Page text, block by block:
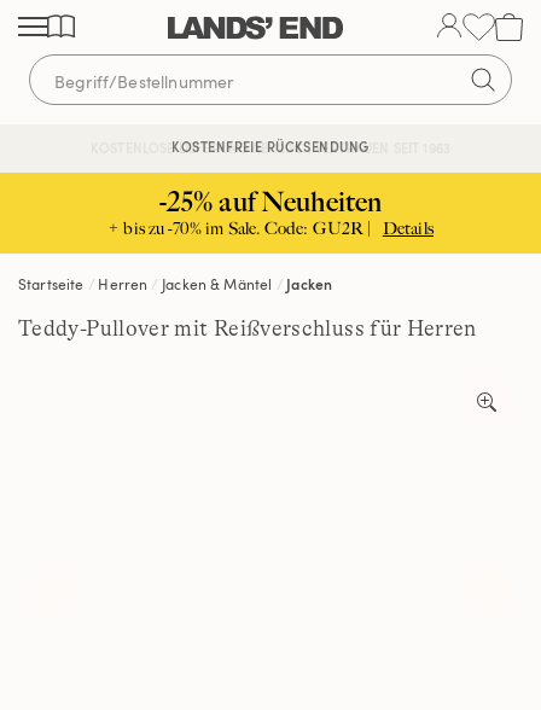
Direkt
zum
Inhalt
Direkt
zur
Navigation
Direkt
zur
Suche
KOSTENLOSE LIEFERUNG AB 120€ | VERTRAUEN SEIT 1963
KOSTENFREIE RÜCKSENDUNG
-25% auf Neuheiten
+ bis zu -70% im Sale. Code: GU2R | Details
Startseite Herren Jacken & Mäntel Jacken
Teddy-Pullover mit Reißverschluss für Herren